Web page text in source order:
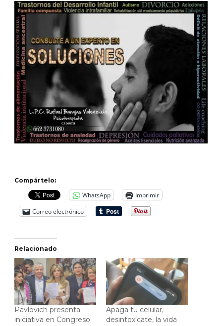
Compártelo:
WhatsApp
Imprimir
Correo electrónico
Relacionado
Pavlovich presenta
iniciativa en Congreso
Apaga tu celular,
desintoxícate, la vida